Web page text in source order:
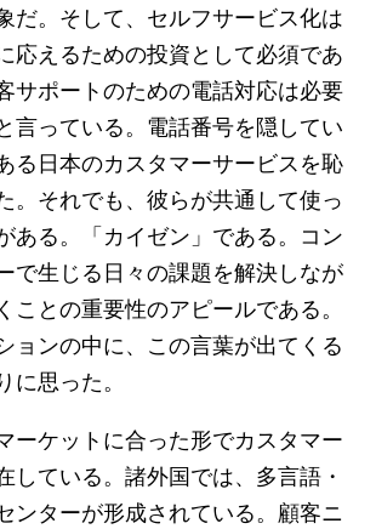
だ。そして、セルフサービス化は
応えるための投資として必須であ
サポートのための電話対応は必要
言っている。電話番号を隠してい
る日本のカスタマーサービスを恥
。それでも、彼らが共通して使っ
ある。「カイゼン」である。コン
で生じる日々の課題を解決しなが
ことの重要性のアピールである。
ョンの中に、この言葉が出てくる
に思った。
ーケットに合った形でカスタマー
している。諸外国では、多言語・
ンターが形成されている。顧客ニ